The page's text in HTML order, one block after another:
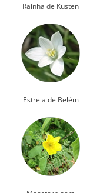
Rainha de Kusten
Estrela de Belém